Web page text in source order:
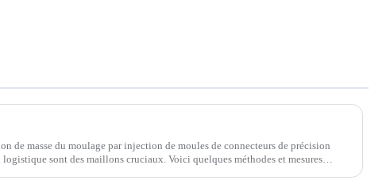
de masse du moulage par injection de moules de connecteurs de précision
maillons cruciaux. Voici quelques méthodes et mesures